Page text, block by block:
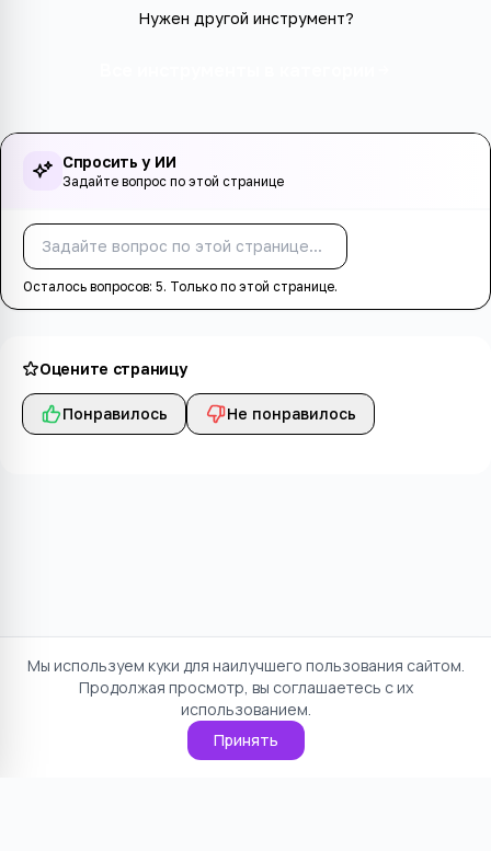
Нужен другой инструмент?
Спросить у ИИ
Задайте вопрос по этой странице
Осталось вопросов: 5. Только по этой странице.
Оцените страницу
Понравилось Не понравилось
Мы используем куки для наилучшего пользования сайтом.
Продолжая просмотр, вы соглашаетесь с их
использованием.
Принять